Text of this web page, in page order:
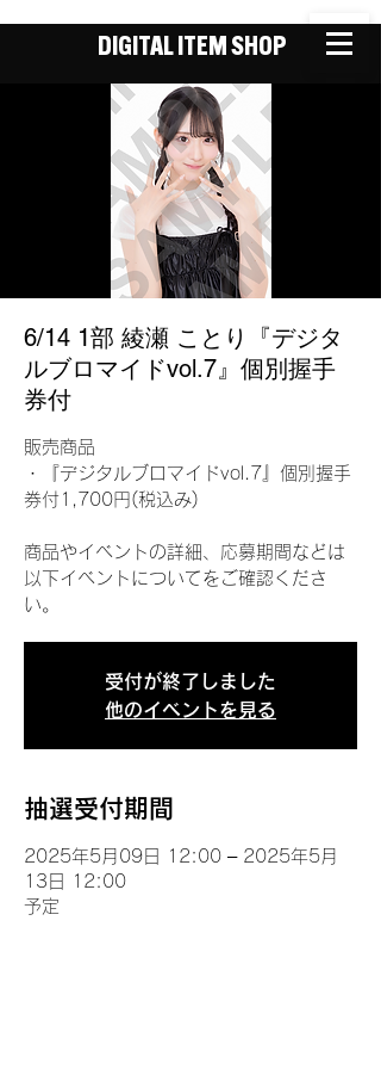
DIGITAL ITEM SHOP
6/14 1部 綾瀬 ことり『デジタ
ルブロマイドvol.7』個別握手
券付
販売商品
・『デジタルブロマイドvol.7』個別握手
券付1,700円(税込み)
商品やイベントの詳細、応募期間などは
以下イベントについてをご確認くださ
い。
受付が終了しました
他のイベントを見る
抽選受付期間
2025年5月09日 12:00 – 2025年5月
13日 12:00
予定